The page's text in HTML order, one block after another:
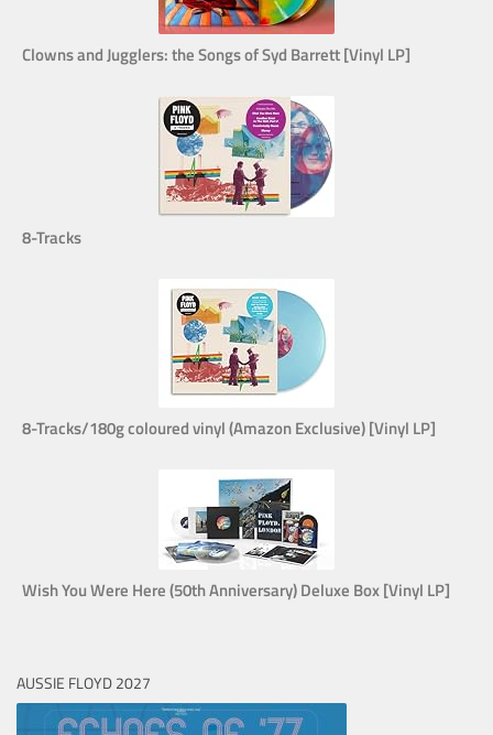
Clowns and Jugglers: the Songs of Syd Barrett [Vinyl LP]
8-Tracks
8-Tracks/180g coloured vinyl (Amazon Exclusive) [Vinyl LP]
Wish You Were Here (50th Anniversary) Deluxe Box [Vinyl LP]
AUSSIE FLOYD 2027